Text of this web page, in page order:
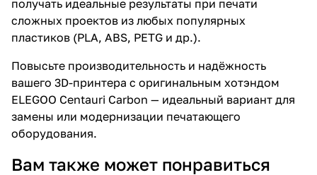
получать идеальные результаты при печати
сложных проектов из любых популярных
пластиков (PLA, ABS, PETG и др.).
Повысьте производительность и надёжность
вашего 3D-принтера с оригинальным хотэндом
ELEGOO Centauri Carbon — идеальный вариант для
замены или модернизации печатающего
оборудования.
Вам также может понравиться